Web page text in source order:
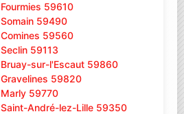
Fourmies 59610
Somain 59490
Comines 59560
Seclin 59113
Bruay-sur-l'Escaut 59860
Gravelines 59820
Marly 59770
Saint-André-lez-Lille 59350